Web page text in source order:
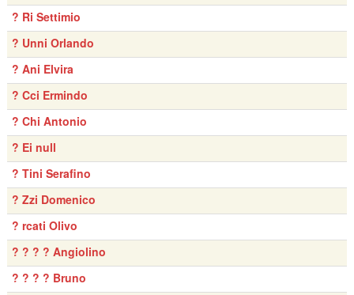
? Ri Settimio
? Unni Orlando
? Ani Elvira
? Cci Ermindo
? Chi Antonio
? Ei null
? Tini Serafino
? Zzi Domenico
? rcati Olivo
? ? ? ? Angiolino
? ? ? ? Bruno